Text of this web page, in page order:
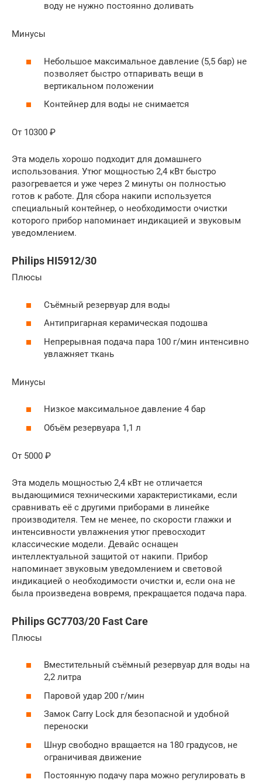
воду не нужно постоянно доливать
Минусы
Небольшое максимальное давление (5,5 бар) не
позволяет быстро отпаривать вещи в
вертикальном положении
Контейнер для воды не снимается
От 10300 ₽
Эта модель хорошо подходит для домашнего
использования. Утюг мощностью 2,4 кВт быстро
разогревается и уже через 2 минуты он полностью
готов к работе. Для сбора накипи используется
специальный контейнер, о необходимости очистки
которого прибор напоминает индикацией и звуковым
уведомлением.
Philips HI5912/30
Плюсы
Съёмный резервуар для воды
Антипригарная керамическая подошва
Непрерывная подача пара 100 г/мин интенсивно
увлажняет ткань
Минусы
Низкое максимальное давление 4 бар
Объём резервуара 1,1 л
От 5000 ₽
Эта модель мощностью 2,4 кВт не отличается
выдающимися техническими характеристиками, если
сравнивать её с другими приборами в линейке
производителя. Тем не менее, по скорости глажки и
интенсивности увлажнения утюг превосходит
классические модели. Девайс оснащен
интеллектуальной защитой от накипи. Прибор
напоминает звуковым уведомлением и световой
индикацией о необходимости очистки и, если она не
была произведена вовремя, прекращается подача пара.
Philips GC7703/20 Fast Care
Плюсы
Вместительный съёмный резервуар для воды на
2,2 литра
Паровой удар 200 г/мин
Замок Carry Lock для безопасной и удобной
переноски
Шнур свободно вращается на 180 градусов, не
ограничивая движение
Постоянную подачу пара можно регулировать в